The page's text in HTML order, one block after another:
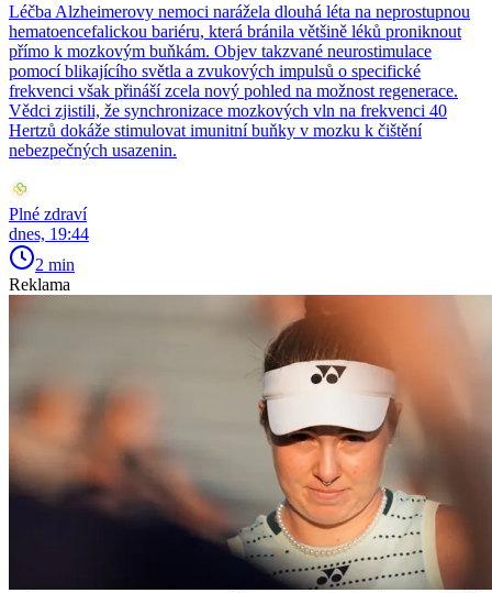
Léčba Alzheimerovy nemoci narážela dlouhá léta na neprostupnou
hematoencefalickou bariéru, která bránila většině léků proniknout
přímo k mozkovým buňkám. Objev takzvané neurostimulace
pomocí blikajícího světla a zvukových impulsů o specifické
frekvenci však přináší zcela nový pohled na možnost regenerace.
Vědci zjistili, že synchronizace mozkových vln na frekvenci 40
Hertzů dokáže stimulovat imunitní buňky v mozku k čištění
nebezpečných usazenin.
Plné zdraví
dnes, 19:44
2 min
Reklama